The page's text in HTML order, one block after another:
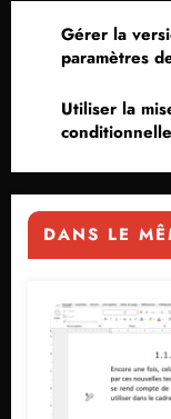
Gérer la
paramètres
Utiliser la
DANS LE